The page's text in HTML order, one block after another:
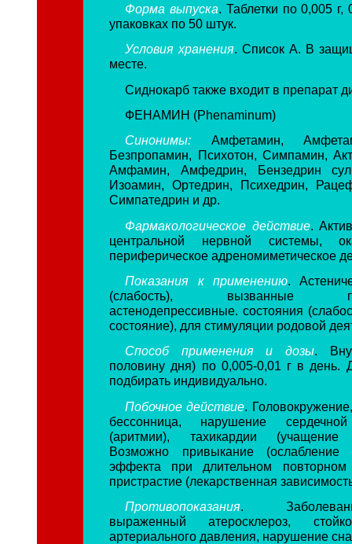
Форма выпуска. Таблетки по 0,005 г,
упаковках по 50 штук.
Условия хранения. Список А. В
месте.
Сиднокарб также входит в препарат
ФЕНАМИН (Phenaminum)
Синонимы: Амфетамин,
Безпропамин, Психотон, Симпамин,
Амфамин, Амфедрин, Бензедрин
Изоамин, Ортедрин, Психедрин,
Симпатедрин и др.
Фармакологическое действие.
центральной нервной системы,
периферическое адреномиметическое
Показания к применению.
(слабость), вызванные
астенодепрессивные. состояния
состояние), для стимуляции родовой
Способ применения и дозы.
половину дня) по 0,005-0,01 г в день.
подбирать индивидуально.
Побочное действие.
бессонница, нарушение
(аритмии), тахикардии (учащение
Возможно привыкание (ослабление
эффекта при длительном
пристрастие (лекарственная
Противопоказания.
выраженный атеросклероз,
артериального давления, нарушение